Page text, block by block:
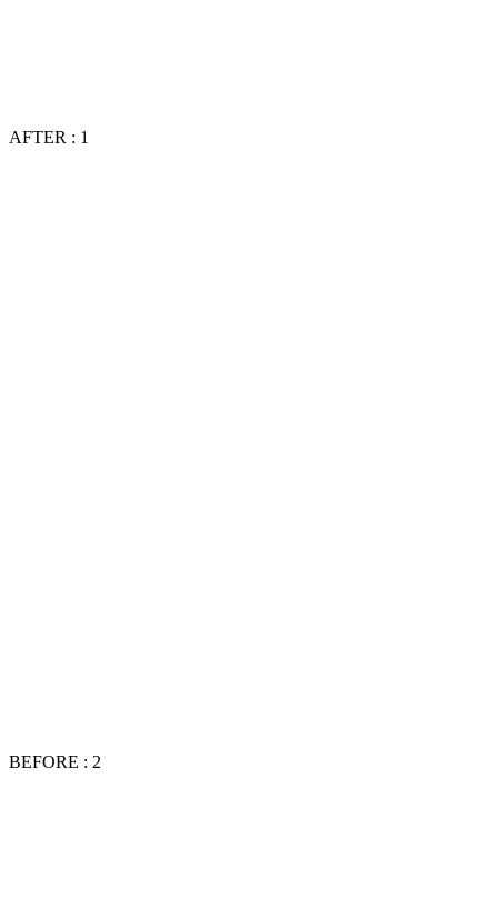
AFTER : 1
BEFORE : 2